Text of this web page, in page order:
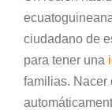
ciudadano de
para tener una
familias. Nacer